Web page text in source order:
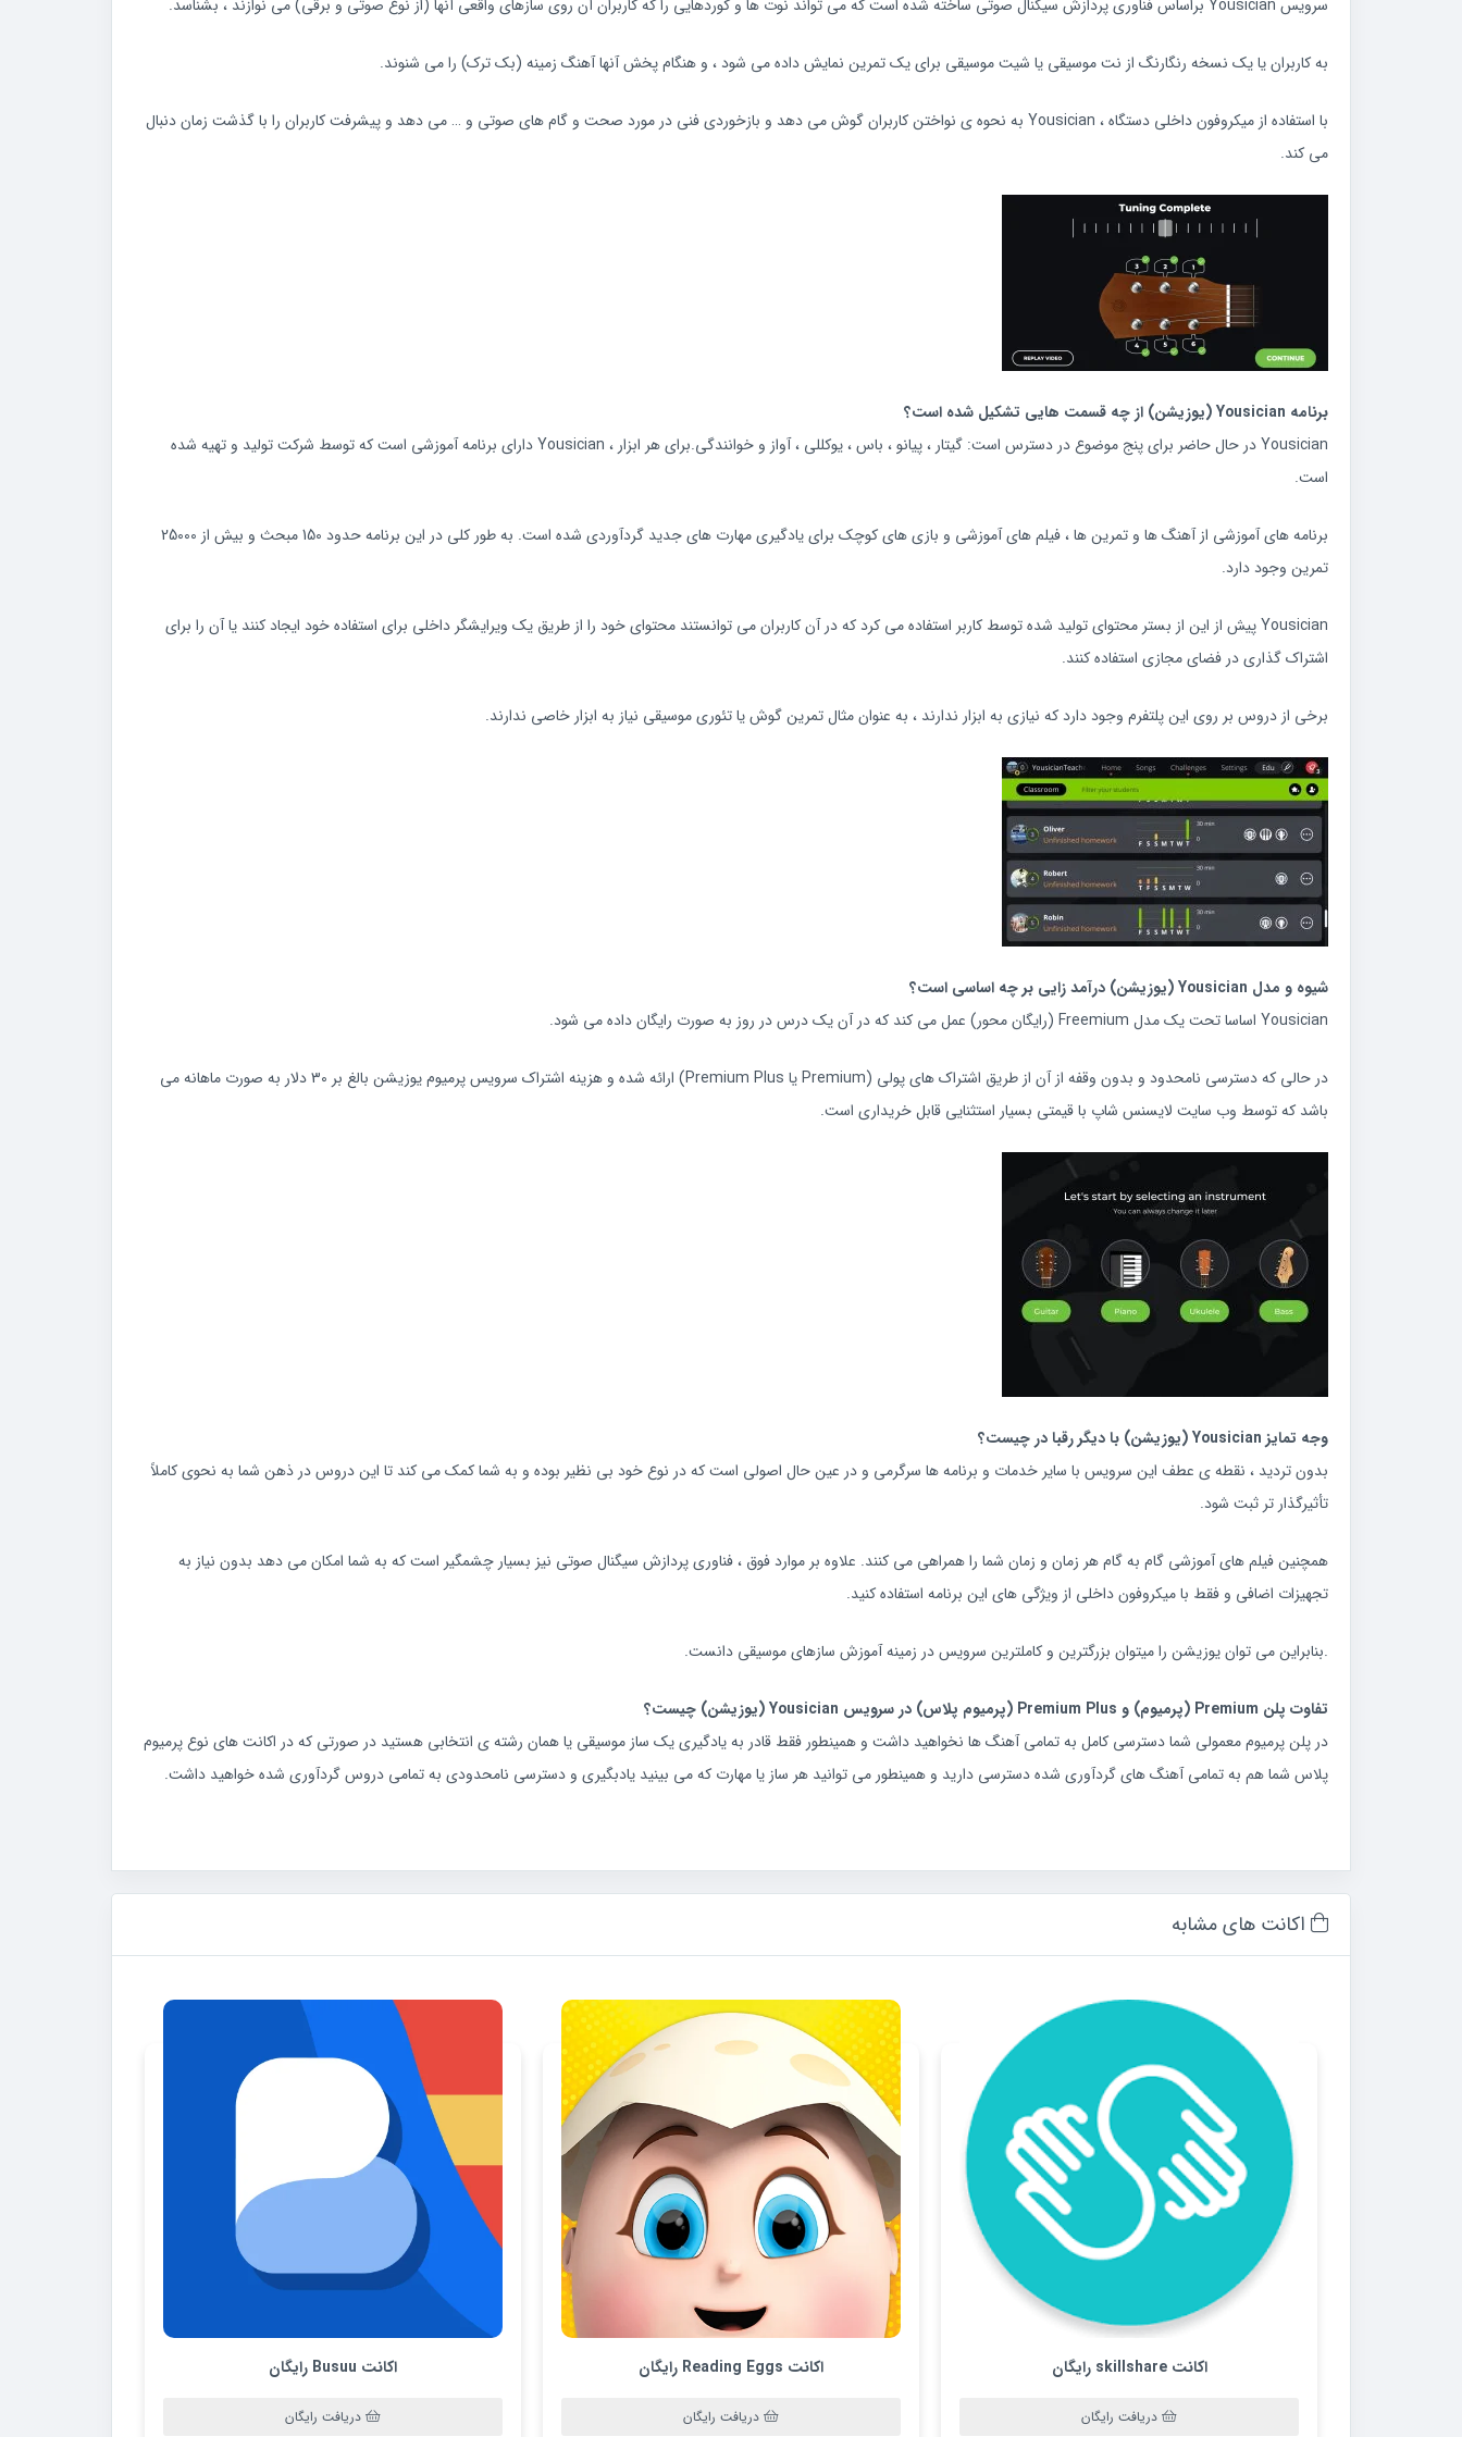
سرویس Yousician براساس فناوری پردازش سیگنال صوتی ساخته شده است که می تواند نوت ها و کوردهایی را که کاربران آن روی سازهای واقعی آنها (از نوع صوتی و برقی) می نوازند ، بشناسد.
به کاربران یا یک نسخه رنگارنگ از نت موسیقی یا شیت موسیقی برای یک تمرین نمایش داده می شود ، و هنگام پخش آنها آهنگ زمینه (بک ترک) را می شنوند.
با استفاده از میکروفون داخلی دستگاه ، Yousician به نحوه ی نواختن کاربران گوش می دهد و بازخوردی فنی در مورد صحت و گام های صوتی و … می دهد و پیشرفت کاربران را با گذشت زمان دنبال
می کند.
برنامه Yousician (یوزیشن) از چه قسمت هایی تشکیل شده است؟
Yousician در حال حاضر برای پنج موضوع در دسترس است: گیتار ، پیانو ، باس ، یوکللی ، آواز و خوانندگی.برای هر ابزار ، Yousician دارای برنامه آموزشی است که توسط شرکت تولید و تهیه شده
است.
برنامه های آموزشی از آهنگ ها و تمرین ها ، فیلم های آموزشی و بازی های کوچک برای یادگیری مهارت های جدید گردآوردی شده است. به طور کلی در این برنامه حدود 150 مبحث و بیش از 25000
تمرین وجود دارد.
Yousician پیش از این از بستر محتوای تولید شده توسط کاربر استفاده می کرد که در آن کاربران می توانستند محتوای خود را از طریق یک ویرایشگر داخلی برای استفاده خود ایجاد کنند یا آن را برای
اشتراک گذاری در فضای مجازی استفاده کنند.
برخی از دروس بر روی این پلتفرم وجود دارد که نیازی به ابزار ندارند ، به عنوان مثال تمرین گوش یا تئوری موسیقی نیاز به ابزار خاصی ندارند.
شیوه و مدل Yousician (یوزیشن) درآمد زایی بر چه اساسی است؟
Yousician اساسا تحت یک مدل Freemium (رایگان محور) عمل می کند که در آن یک درس در روز به صورت رایگان داده می شود.
در حالی که دسترسی نامحدود و بدون وقفه از آن از طریق اشتراک های پولی (Premium یا Premium Plus) ارائه شده و هزینه اشتراک سرویس پرمیوم یوزیشن بالغ بر 30 دلار به صورت ماهانه می
باشد که توسط وب سایت لایسنس شاپ با قیمتی بسیار استثنایی قابل خریداری است.
وجه تمایز Yousician (یوزیشن) با دیگر رقبا در چیست؟
بدون تردید ، نقطه ی عطف این سرویس با سایر خدمات و برنامه ها سرگرمی و در عین حال اصولی است که در نوع خود بی نظیر بوده و به شما کمک می کند تا این دروس در ذهن شما به نحوی کاملاً
تأثیرگذار تر ثبت شود.
همچنین فیلم های آموزشی گام به گام هر زمان و زمان شما را همراهی می کنند. علاوه بر موارد فوق ، فناوری پردازش سیگنال صوتی نیز بسیار چشمگیر است که به شما امکان می دهد بدون نیاز به
تجهیزات اضافی و فقط با میکروفون داخلی از ویژگی های این برنامه استفاده کنید.
.بنابراین می توان یوزیشن را میتوان بزرگترین و کاملترین سرویس در زمینه آموزش سازهای موسیقی دانست.
تفاوت پلن Premium (پرمیوم) و Premium Plus (پرمیوم پلاس) در سرویس Yousician (یوزیشن) چیست؟
در پلن پرمیوم معمولی شما دسترسی کامل به تمامی آهنگ ها نخواهید داشت و همینطور فقط قادر به یادگیری یک ساز موسیقی یا همان رشته ی انتخابی هستید در صورتی که در اکانت های نوع پرمیوم
پلاس شما هم به تمامی آهنگ های گردآوری شده دسترسی دارید و همینطور می توانید هر ساز یا مهارت که می بینید یادبگیری و دسترسی نامحدودی به تمامی دروس گردآوری شده خواهید داشت.
اکانت های مشابه
اکانت skillshare رایگان
دریافت رایگان
اکانت Reading Eggs رایگان
دریافت رایگان
اکانت Busuu رایگان
دریافت رایگان